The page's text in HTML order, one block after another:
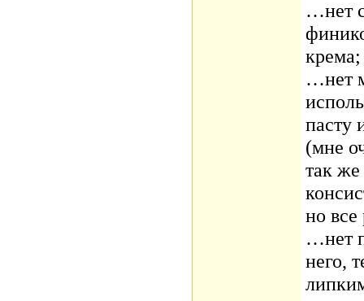
…нет
крема;
…нет
пасту
(мне
так
но все
…нет
него,